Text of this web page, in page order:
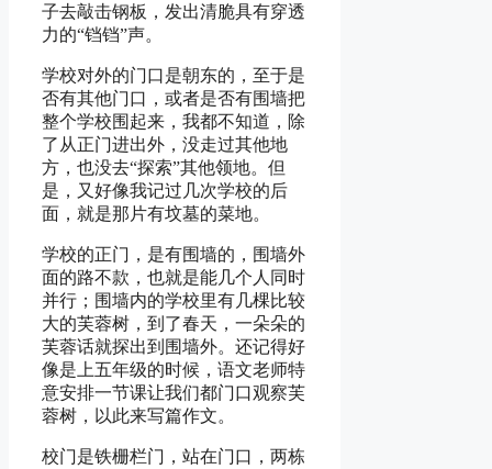
子去敲击钢板，发出清脆具有穿透
力的“铛铛”声。
学校对外的门口是朝东的，至于是
否有其他门口，或者是否有围墙把
整个学校围起来，我都不知道，除
了从正门进出外，没走过其他地
方，也没去“探索”其他领地。但
是，又好像我记过几次学校的后
面，就是那片有坟墓的菜地。
学校的正门，是有围墙的，围墙外
面的路不款，也就是能几个人同时
并行；围墙内的学校里有几棵比较
大的芙蓉树，到了春天，一朵朵的
芙蓉话就探出到围墙外。还记得好
像是上五年级的时候，语文老师特
意安排一节课让我们都门口观察芙
蓉树，以此来写篇作文。
校门是铁栅栏门，站在门口，两栋